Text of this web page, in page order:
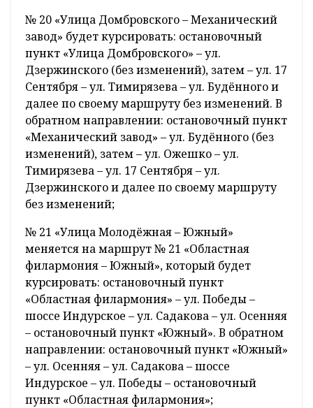
№ 20 «Улица Домбровского – Механический
завод» будет курсировать: остановочный
пункт «Улица Домбровского» – ул.
Дзержинского (без изменений), затем – ул. 17
Сентября – ул. Тимирязева – ул. Будённого и
далее по своему маршруту без изменений. В
обратном направлении: остановочный пункт
«Механический завод» – ул. Будённого (без
изменений), затем – ул. Ожешко – ул.
Тимирязева – ул. 17 Сентября – ул.
Дзержинского и далее по своему маршруту
без изменений;
№ 21 «Улица Молодёжная – Южный»
меняется на маршрут № 21 «Областная
филармония – Южный», который будет
курсировать: остановочный пункт
«Областная филармония» – ул. Победы –
шоссе Индурское – ул. Садакова – ул. Осенняя
– остановочный пункт «Южный». В обратном
направлении: остановочный пункт «Южный»
– ул. Осенняя – ул. Садакова – шоссе
Индурское – ул. Победы – остановочный
пункт «Областная филармония»;